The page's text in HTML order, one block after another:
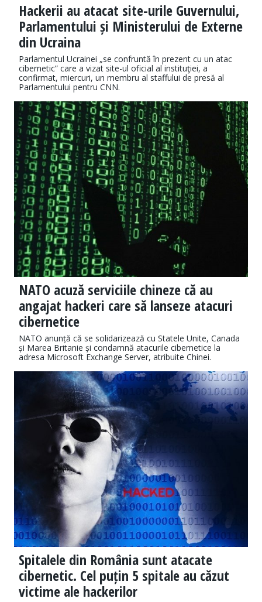
Hackerii au atacat site-urile Guvernului,
Parlamentului și Ministerului de Externe
din Ucraina
Parlamentul Ucrainei „se confruntă în prezent cu un atac
cibernetic” care a vizat site-ul oficial al instituţiei, a
confirmat, miercuri, un membru al staffului de presă al
Parlamentului pentru CNN.
NATO acuză serviciile chineze că au
angajat hackeri care să lanseze atacuri
cibernetice
NATO anunță că se solidarizează cu Statele Unite, Canada
și Marea Britanie și condamnă atacurile cibernetice la
adresa Microsoft Exchange Server, atribuite Chinei.
Spitalele din România sunt atacate
cibernetic. Cel puțin 5 spitale au căzut
victime ale hackerilor